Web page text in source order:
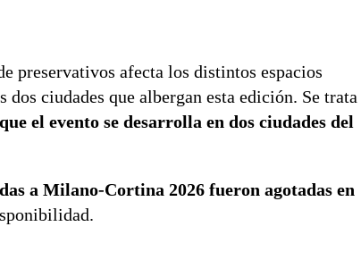
preservativos afecta los distintos espacios
dos ciudades que albergan esta edición. Se trata
el evento se desarrolla en dos ciudades del
a Milano-Cortina 2026 fueron agotadas en